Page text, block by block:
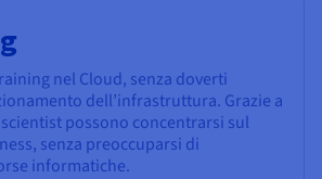
nel Cloud, senza doverti
dell’infrastruttura. Grazie a
possono concentrarsi sul
senza preoccuparsi di
informatiche.